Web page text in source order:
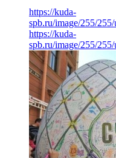
https://kuda-
spb.ru/image/255/
https://kuda-
spb.ru/image/255/